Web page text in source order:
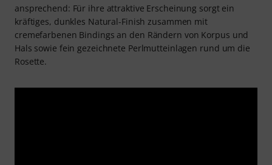
ansprechend: Für ihre attraktive Erscheinung sorgt ein
kräftiges, dunkles Natural-Finish zusammen mit
cremefarbenen Bindings an den Rändern von Korpus und
Hals sowie fein gezeichnete Perlmutteinlagen rund um die
Rosette.